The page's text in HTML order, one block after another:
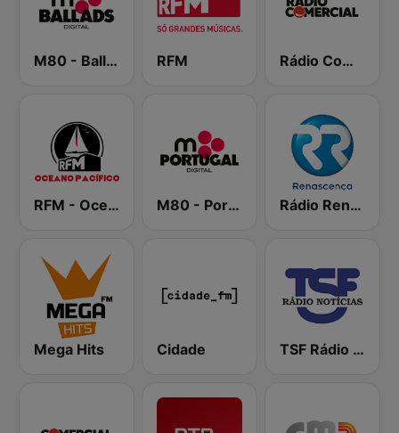
M80 - Ballads RFM Rádio Comercial
RFM - Oceano Pacífico Online M80 - Portugal Rádio Renascença
Mega Hits Cidade TSF Rádio Notícias